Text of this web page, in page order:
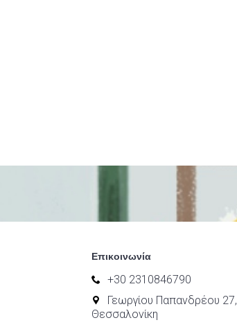
Επικοινωνία
+30 2310846790
Γεωργίου Παπανδρέου 27,
Θεσσαλονίκη